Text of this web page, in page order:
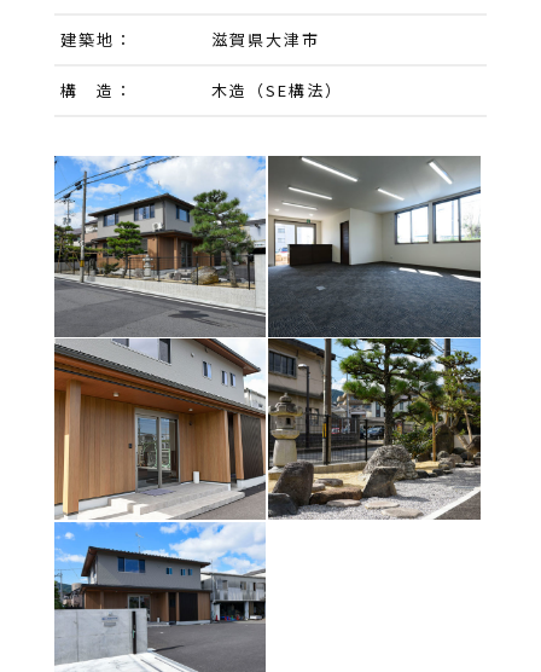
建築地： 滋賀県大津市
構 造： 木造（SE構法）